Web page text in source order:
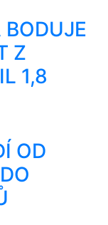
Z
1,8
OD